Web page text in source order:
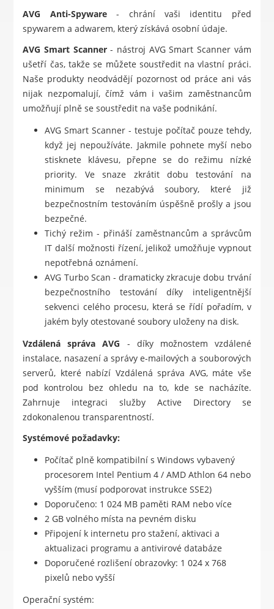
AVG Anti-Spyware- chrání vaši identitu před
spywarem a adwarem, který získává osobní údaje.
AVG Smart Scanner- nástroj AVG Smart Scanner vám
ušetří čas, takže se můžete soustředit na vlastní práci.
Naše produkty neodvádějí pozornost od práce ani vás
nijak nezpomalují, čímž vám i vašim zaměstnancům
umožňují plně se soustředit na vaše podnikání.
AVG Smart Scanner - testuje počítač pouze tehdy,
když jej nepoužíváte. Jakmile pohnete myší nebo
stisknete klávesu, přepne se do režimu nízké
priority. Ve snaze zkrátit dobu testování na
minimum se nezabývá soubory, které již
bezpečnostním testováním úspěšně prošly a jsou
bezpečné.
Tichý režim - přináší zaměstnancům a správcům
IT další možnosti řízení, jelikož umožňuje vypnout
nepotřebná oznámení.
AVG Turbo Scan - dramaticky zkracuje dobu trvání
bezpečnostního testování díky inteligentnější
sekvenci celého procesu, která se řídí pořadím, v
jakém byly otestované soubory uloženy na disk.
Vzdálená správa AVG - díky možnostem vzdálené
instalace, nasazení a správy e-mailových a souborových
serverů, které nabízí Vzdálená správa AVG, máte vše
pod kontrolou bez ohledu na to, kde se nacházíte.
Zahrnuje integraci služby Active Directory se
zdokonalenou transparentností.
Systémové požadavky:
Počítač plně kompatibilní s Windows vybavený
procesorem Intel Pentium 4 / AMD Athlon 64 nebo
vyšším (musí podporovat instrukce SSE2)
Doporučeno: 1 024 MB paměti RAM nebo více
2 GB volného místa na pevném disku
Připojení k internetu pro stažení, aktivaci a
aktualizaci programu a antivirové databáze
Doporučené rozlišení obrazovky: 1 024 x 768
pixelů nebo vyšší
Operační systém: